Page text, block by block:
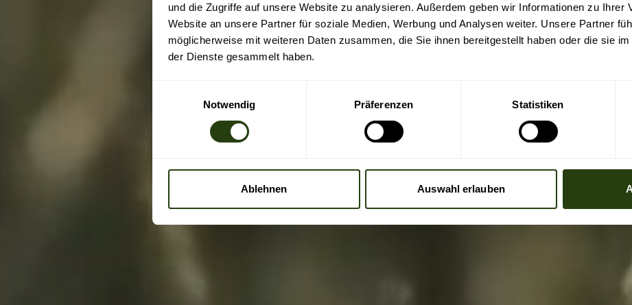
und die Zugriffe auf unsere Website zu analysieren. Außerdem geben wir Informationen zu Ihrer
Website an unsere Partner für soziale Medien, Werbung und Analysen weiter. Unsere Partner
möglicherweise mit weiteren Daten zusammen, die Sie ihnen bereitgestellt haben oder die sie
der Dienste gesammelt haben.
Notwendig
Präferenzen Statistiken
Ablehnen Auswahl erlauben